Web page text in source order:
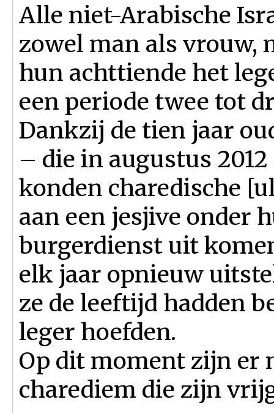
Alle niet-Arabische
zowel man als vrouw,
hun achttiende het
een periode twee tot
Dankzij de tien jaar
– die in augustus
konden charedische
aan een jesjive onder
burgerdienst uit
elk jaar opnieuw
ze de leeftijd hadden
leger hoefden.
Op dit moment zijn er
charediem die zijn